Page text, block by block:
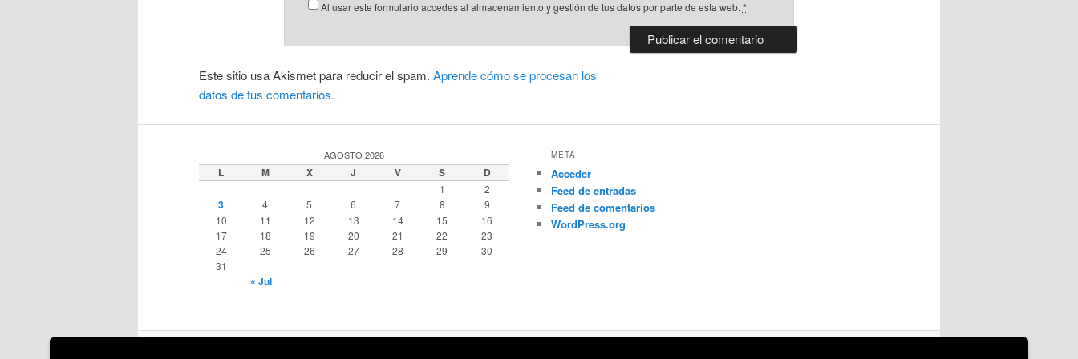
Al usar este formulario accedes al almacenamiento y gestión de tus datos por parte de esta web.*
Este sitio usa Akismet para reducir el spam. Aprende cómo se procesan los
datos de tus comentarios.
AGOSTO 2026
L M X J V S D
1 2
3 4 5 6 7 8
9
10
11 12 13 14 15
16
17
18 19 20 21 22
23
24
25 26 27 28 29
30
31
« Jul
META
Acceder
Feed de entradas
Feed de comentarios
WordPress.org